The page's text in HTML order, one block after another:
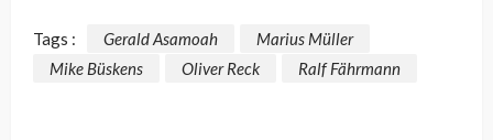
Tags : Gerald Asamoah
Marius Müller
Mike Büskens
Oliver Reck Ralf Fährmann